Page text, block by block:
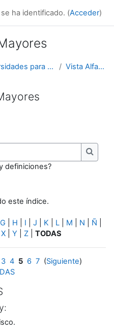
ha identificado. (Acceder)
Universidades para Mayores Vista Alfabética
Buscar
definiciones?
este índice.
G H I J K L M N Ñ
X Y Z TODAS
3 4 5 6 7 (Siguiente)